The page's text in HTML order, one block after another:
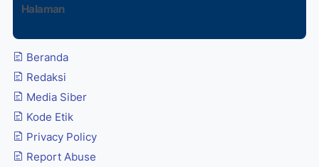
Halaman
Beranda
Redaksi
Media Siber
Kode Etik
Privacy Policy
Report Abuse